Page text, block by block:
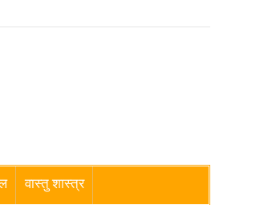
वास्तु शास्त्र